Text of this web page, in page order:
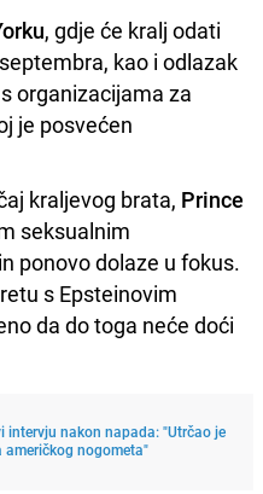
, gdje će kralj odati
kao i odlazak
organizacijama za
je posvećen
kraljevog brata, Prince
seksualnim
ponovo dolaze u fokus.
s Epsteinovim
da do toga neće doći
intervju nakon napada: "Utrčao je
američkog nogometa"